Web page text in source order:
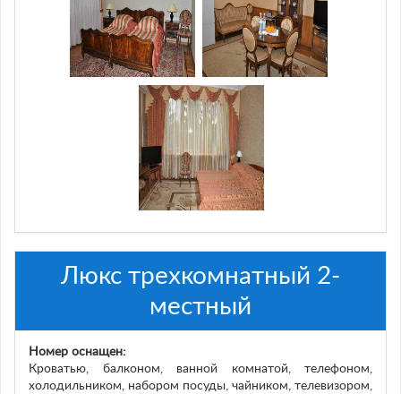
Люкс трехкомнатный 2-
местный
Номер оснащен:
Кроватью, балконом, ванной комнатой, телефоном,
холодильником, набором посуды, чайником, телевизором,